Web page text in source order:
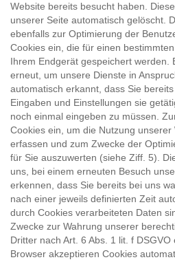
Website bereits besucht haben.
unserer Seite automatisch gelöscht.
ebenfalls zur Optimierung der
Cookies ein, die für einen
Ihrem Endgerät gespeichert werden.
erneut, um unsere Dienste in
automatisch erkannt, dass Sie
Eingaben und Einstellungen sie
noch einmal eingeben zu müssen.
Cookies ein, um die Nutzung unserer
erfassen und zum Zwecke der
für Sie auszuwerten (siehe Ziff. 5).
uns, bei einem erneuten Besuch
erkennen, dass Sie bereits bei uns
nach einer jeweils definierten Zeit
durch Cookies verarbeiteten Daten
Zwecke zur Wahrung unserer
Dritter nach Art. 6 Abs. 1 lit. f
Browser akzeptieren Cookies